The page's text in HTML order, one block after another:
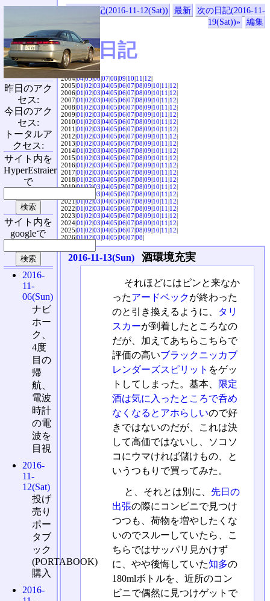
«前の日記(2016-11-12(Sat)) 最新
次の日記(2016-11-
19(Sat))»
編集
SVX日記
2004|04|05|06|07|08|09|10|11|12|
2005|01|02|03|04|05|06|07|08|09|10|11|12|
2006|01|02|03|04|05|06|07|08|09|10|11|12|
2007|01|02|03|04|05|06|07|08|09|10|11|12|
2008|01|02|03|04|05|06|07|08|09|10|11|12|
2009|01|02|03|04|05|06|07|08|09|10|11|12|
2010|01|02|03|04|05|06|07|08|09|10|11|12|
2011|01|02|03|04|05|06|07|08|09|10|11|12|
2012|01|02|03|04|05|06|07|08|09|10|11|12|
2013|01|02|03|04|05|06|07|08|09|10|11|12|
2014|01|02|03|04|05|06|07|08|09|10|11|12|
2015|01|02|03|04|05|06|07|08|09|10|11|12|
2016|01|02|03|04|05|06|07|08|09|10|11|12|
2017|01|02|03|04|05|06|07|08|09|10|11|12|
2018|01|02|03|04|05|06|07|08|09|10|11|12|
2019|01|02|03|04|05|06|07|08|09|10|11|12|
03|04|05|06|07|08|09|10|11|12|
2021|01|02|03|04|05|06|07|08|09|10|11|12|
2022|01|02|03|04|05|06|07|08|09|10|11|12|
2023|01|02|03|04|05|06|07|08|09|10|11|12|
2024|01|02|03|04|05|06|07|08|09|10|11|12|
2025|01|02|03|04|05|06|07|08|09|10|11|12|
2026|01|02|03|04|05|06|07|08|
2016-11-13(Sun) 酒環境充実
それほどにはピンと来なか
ったアードベックが終わった
のと引き換えるように、
タリ
スカーが到着したところなの
だが、加えてあちらこちらで
評価の高いブラックニッカブ
レンダーズスピリット をゲッ
トしてしまった。基本、
限定
酒は気に入ったところで呑め
なくなるとアホらしいので好
きではないのだが、これは決
して高価ではないし、ソコソ
コにウマければ儲けもの、と
いうつもりで買ってみた。
と、それとは別に、 先日の
出張の際にコンビニで見つけ
つつも、荷物を増やしたくな
いのでスルーしていたら、こ
ちらではサッパリ見かけず
に、やや後悔していた知多の
180mlボトルを、近所のコン
ビニで偶然に見つけゲットで
昨日のアク
セス:
今日のアク
セス:
トータルア
クセス:
サイト内を
HyperEstraier
で
サイト内を
googleで
2016-
11-
06(Sun)
ナビ
ホー
ク、
4度
目の
帰
航、
電波
時計
の電
波を
目視
2016-
11-
12(Sat)
投げ
売り
ポー
タブ
ック
(PORTABOOK)
購入
2016-